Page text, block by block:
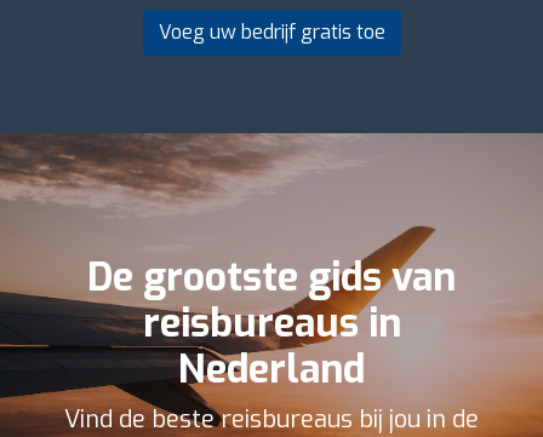
Voeg uw bedrijf gratis toe
De grootste gids van
reisbureaus in
Nederland
Vind de beste reisbureaus bij jou in de